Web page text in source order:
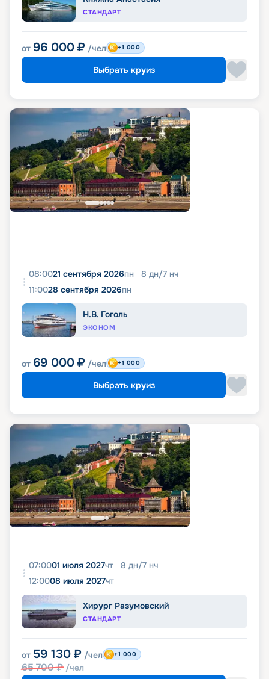
СТАНДАРТ
от 96 000 ₽ /чел +1 000
Выбрать круиз
08:0021 сентября 2026пн 8 дн/7 нч
11:0028 сентября 2026пн
Н.В. Гоголь
ЭКОНОМ
от 69 000 ₽ /чел +1 000
Выбрать круиз
07:0001 июля 2027чт 8 дн/7 нч
12:0008 июля 2027чт
Хирург Разумовский
СТАНДАРТ
от 59 130 ₽ /чел
65 700₽ /чел
+1 000